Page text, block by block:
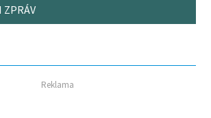
ZPRÁV
Reklama